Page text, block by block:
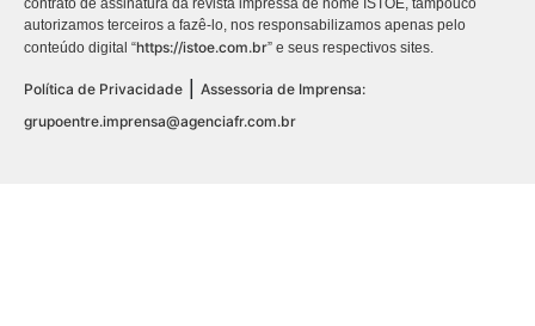
contrato de assinatura da revista impressa de nome ISTOÉ, tampouco
autorizamos terceiros a fazê-lo, nos responsabilizamos apenas pelo
conteúdo digital “https://istoe.com.br” e seus respectivos sites.
Política de Privacidade
Assessoria de Imprensa:
grupoentre.imprensa@agenciafr.com.br